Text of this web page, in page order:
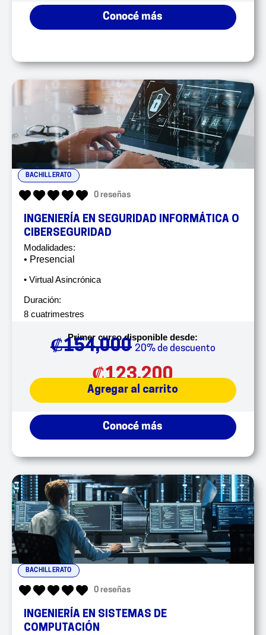
Conocé más
BACHILLERATO
0 reseñas
INGENIERÍA EN SEGURIDAD INFORMÁTICA O
CIBERSEGURIDAD
Modalidades:
• Presencial
• Virtual Asincrónica
Duración:
8 cuatrimestres
Primer curso disponible desde:
₡154,000 20% de descuento
₡123,200
Agregar al carrito
Conocé más
BACHILLERATO
0 reseñas
INGENIERÍA EN SISTEMAS DE
COMPUTACIÓN